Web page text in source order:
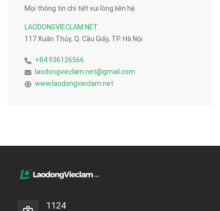
Mọi thông tin chi tiết vui lòng liên hệ
LAODONGVIECLAM.NET
117 Xuân Thủy, Q. Cầu Giấy, TP. Hà Nội
+84 936126566
laodongvieclam.net@gmail.com
www.laodongvieclam.net
1124